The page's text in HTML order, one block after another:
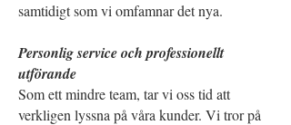
samtidigt som vi omfamnar det nya.
Personlig service och professionellt
utförande
Som ett mindre team, tar vi oss tid att
verkligen lyssna på våra kunder. Vi tror på